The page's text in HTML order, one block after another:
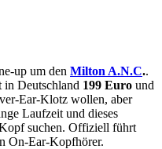
up um den Milton A.N.C..
Deutschland 199 Euro und
Ear-Klotz wollen, aber
Laufzeit und dieses
suchen. Offiziell führt
On-Ear-Kopfhörer.